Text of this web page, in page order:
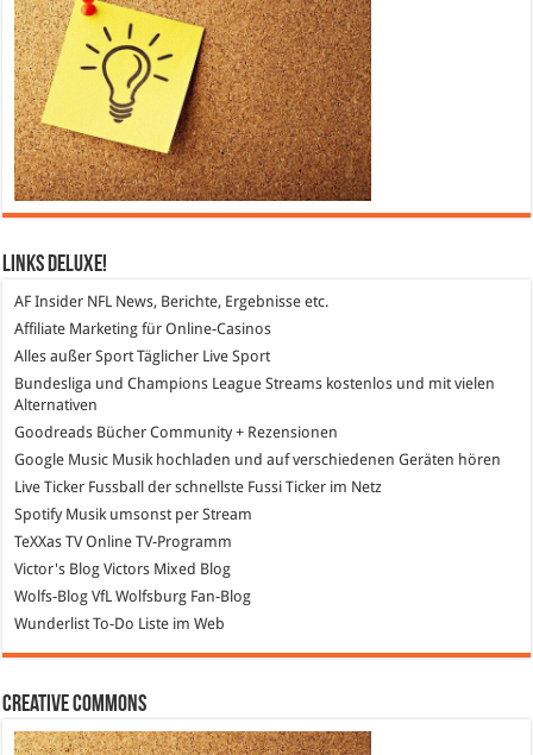
Links DeLuXe!
AF Insider NFL News, Berichte, Ergebnisse etc.
Affiliate Marketing für Online-Casinos
Alles außer SportTäglicher Live Sport
Bundesliga und Champions League Streams kostenlos und mit vielen
Alternativen
Goodreads Bücher Community + Rezensionen
Google Music Musik hochladen und auf verschiedenen Geräten hören
Live Ticker Fussball
der schnellste Fussi Ticker im Netz
SpotifyMusik umsonst per Stream
TeXXas TVOnline TV-Programm
Victor's Blog Victors Mixed Blog
Wolfs-Blog VfL Wolfsburg Fan-Blog
WunderlistTo-Do Liste im Web
Creative Commons